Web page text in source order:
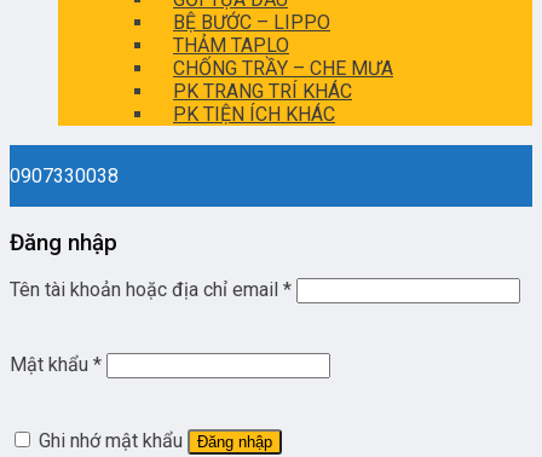
BỆ BƯỚC – LIPPO
THẢM TAPLO
CHỐNG TRẦY – CHE MƯA
PK TRANG TRÍ KHÁC
PK TIỆN ÍCH KHÁC
0907330038
Đăng nhập
Tên tài khoản hoặc địa chỉ email *
Mật khẩu *
Ghi nhớ mật khẩu Đăng nhập